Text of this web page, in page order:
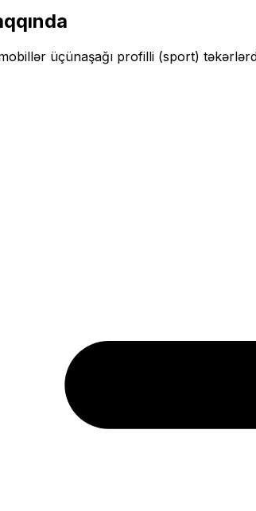
üçünaşağı profilli (sport)